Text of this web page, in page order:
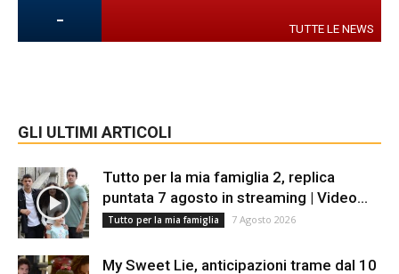
- TUTTE LE NEWS
GLI ULTIMI ARTICOLI
Tutto per la mia famiglia 2, replica
puntata 7 agosto in streaming | Video...
Tutto per la mia famiglia 7 Agosto 2026
My Sweet Lie, anticipazioni trame dal 10